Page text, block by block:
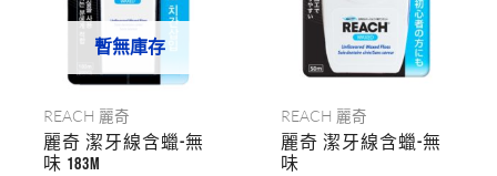
暫無庫存
REACH 麗奇
麗奇 潔牙線含蠟-無
味 183m
REACH 麗奇
麗奇 潔牙線含蠟-無
味